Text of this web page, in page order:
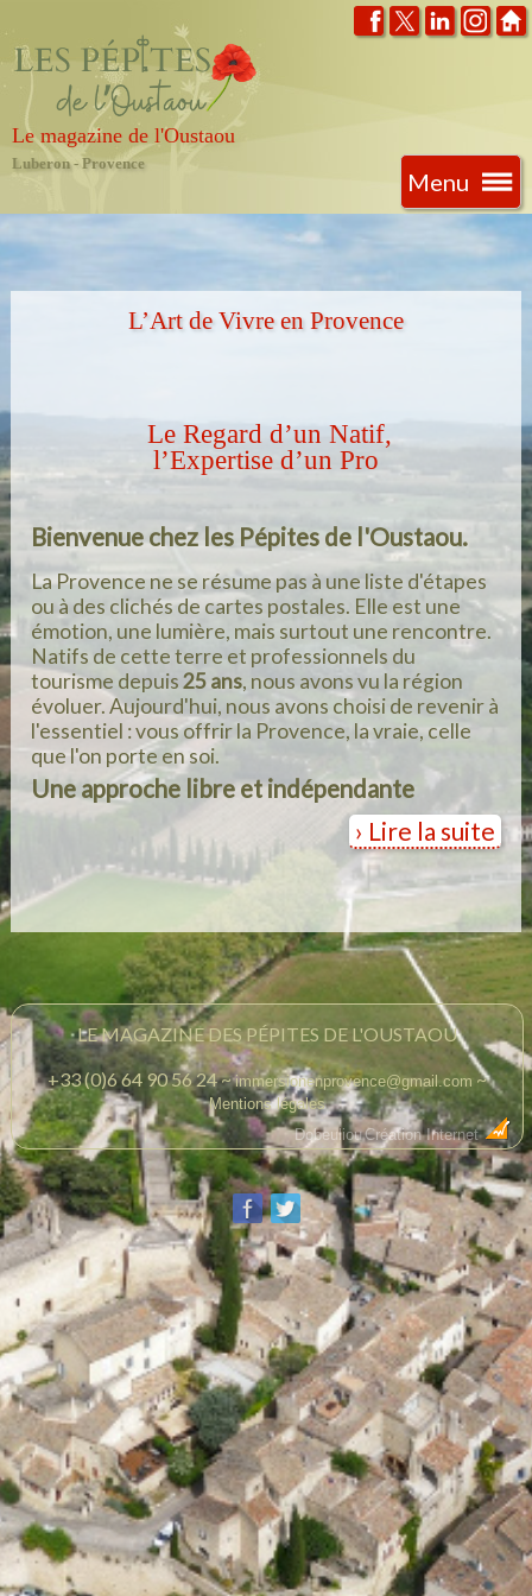
Le magazine de l'Oustaou
Luberon - Provence
Menu
L’Art de Vivre en Provence
Le Regard d’un Natif,
l’Expertise d’un Pro
Bienvenue chez les Pépites de l'Oustaou.
La Provence ne se résume pas à une liste d'étapes
ou à des clichés de cartes postales. Elle est une
émotion, une lumière, mais surtout une rencontre.
Natifs de cette terre et professionnels du
tourisme depuis25 ans, nous avons vu la région
évoluer. Aujourd'hui, nous avons choisi de revenir à
l'essentiel : vous offrir la Provence, la vraie, celle
que l'on porte en soi.
Une approche libre et indépendante
Lire la suite
LE MAGAZINE DES PÉPITES DE L'OUSTAOU
+33 (0)6 64 90 56 24 ~immersionenprovence@gmail.com ~
Mentions légales
DobeuliouCréation Internet